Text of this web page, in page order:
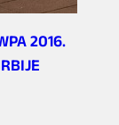
2016.